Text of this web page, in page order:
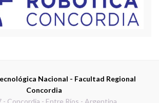
Nacional - Facultad Regional
Concordia